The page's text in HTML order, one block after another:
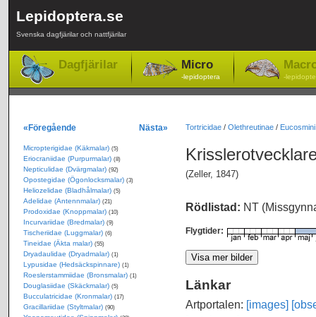
Lepidoptera.se
Svenska dagfjärilar och nattfjärilar
Dagfjärilar Micro
-lepidoptera -
Tortricidae/ Olethreutinae/ Eucosmini
(Zeller, 1847)
Rödlistad: NT
Flygtider:
Länkar
Artportalen: [images]
«Föregående Nästa»
Micropterigidae (Käkmalar) (5)
Eriocraniidae (Purpurmalar) (8)
Nepticulidae (Dvärgmalar) (92)
Opostegidae (Ögonlocksmalar) (3)
Heliozelidae (Bladhålmalar) (5)
Adelidae (Antennmalar) (21)
Prodoxidae (Knoppmalar) (10)
Incurvariidae (Bredmalar) (9)
Tischeriidae (Luggmalar) (6)
Tineidae (Äkta malar) (55)
Dryadaulidae (Dryadmalar) (1)
Lypusidae (Hedsäckspinnare) (1)
Roeslerstammiidae (Bronsmalar) (1)
Douglasiidae (Skäckmalar) (5)
Bucculatricidae (Kronmalar) (17)
Gracillariidae (Styltmalar) (90)